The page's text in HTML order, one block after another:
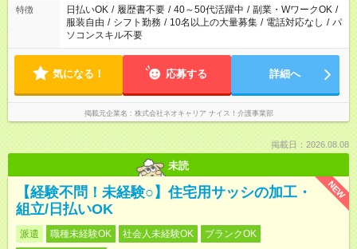
特徴 日払いOK / 履歴書不要 / 40～50代活躍中 / 副業・WワークOK /
服装自由 / シフト勤務 / 10名以上の大量募集 / 電話対応なし / パ
ソコンスキル不要
気になる！ 応募する 詳細へ
掲載元企業名 株式会社ネオキャリア ナイス！介護事業部
掲載日：2026.08.08
未読
NEW
【経験不問！未経験○】住宅用サッシの加工・
組立/日払いOK
派遣 職種未経験OK 社会人未経験OK
ブランクOK